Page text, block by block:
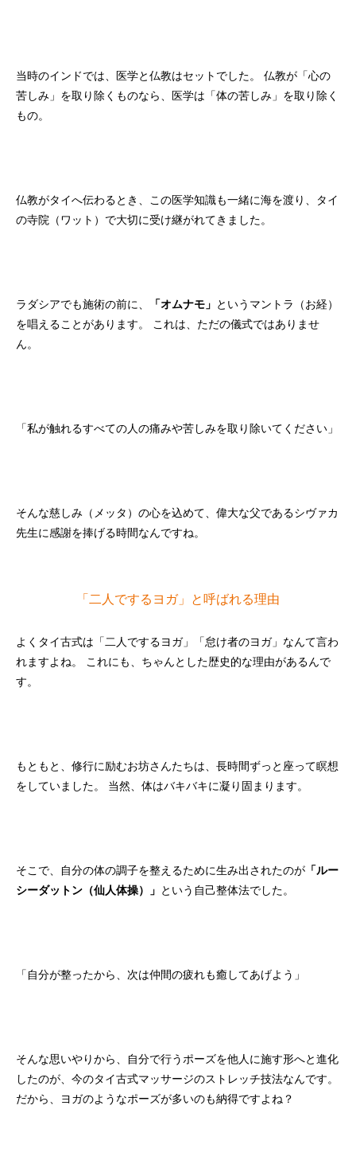
当時のインドでは、医学と仏教はセットでした。 仏教が「心の
苦しみ」を取り除くものなら、医学は「体の苦しみ」を取り除く
もの。
仏教がタイへ伝わるとき、この医学知識も一緒に海を渡り、タイ
の寺院（ワット）で大切に受け継がれてきました。
ラダシアでも施術の前に、 「オムナモ」 というマントラ（お経）
を唱えることがあります。 これは、ただの儀式ではありませ
ん。
「私が触れるすべての人の痛みや苦しみを取り除いてください」
そんな慈しみ（メッタ）の心を込めて、偉大な父であるシヴァカ
先生に感謝を捧げる時間なんですね。
「二人でするヨガ」と呼ばれる理由
よくタイ古式は「二人でするヨガ」「怠け者のヨガ」なんて言わ
れますよね。 これにも、ちゃんとした歴史的な理由があるんで
す。
もともと、修行に励むお坊さんたちは、長時間ずっと座って瞑想
をしていました。 当然、体はバキバキに凝り固まります。
そこで、自分の体の調子を整えるために生み出されたのが 「ルー
シーダットン（仙人体操）」 という自己整体法でした。
「自分が整ったから、次は仲間の疲れも癒してあげよう」
そんな思いやりから、自分で行うポーズを他人に施す形へと進化
したのが、今のタイ古式マッサージのストレッチ技法なんです。
だから、ヨガのようなポーズが多いのも納得ですよね？